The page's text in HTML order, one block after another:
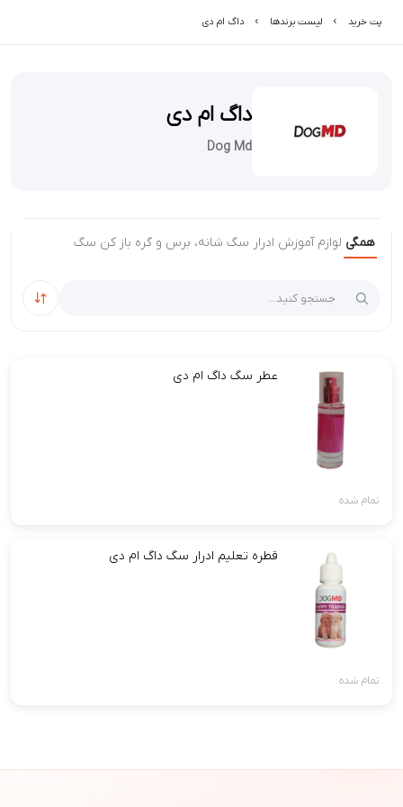
پت خرید لیست برند‌ها داگ ام دی
داگ ام دی
Dog Md
همگی لوازم آموزش ادرار سگ شانه، برس و گره باز کن سگ
عطر سگ داگ ام دی
تمام شده
قطره تعلیم ادرار سگ داگ ام دی
تمام شده